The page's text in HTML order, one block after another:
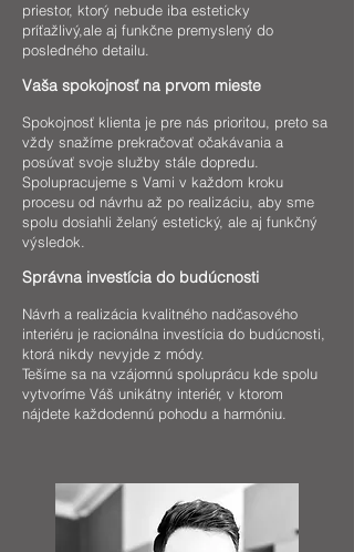
priestor, ktorý nebude iba esteticky
príťažlivý,ale aj funkčne premyslený do
posledného detailu.
Vaša spokojnosť na prvom mieste
Spokojnosť klienta je pre nás prioritou, preto sa
vždy snažíme prekračovať očakávania a
posúvať svoje služby stále dopredu.
Spolupracujeme s Vami v každom kroku
procesu od návrhu až po realizáciu, aby sme
spolu dosiahli želaný estetický, ale aj funkčný
výsledok.
Správna investícia do budúcnosti
Návrh a realizácia kvalitného nadčasového
interiéru je racionálna investícia do budúcnosti,
ktorá nikdy nevyjde z módy.
Tešíme sa na vzájomnú spoluprácu kde spolu
vytvoríme Váš unikátny interiér, v ktorom
nájdete každodennú pohodu a harmóniu.